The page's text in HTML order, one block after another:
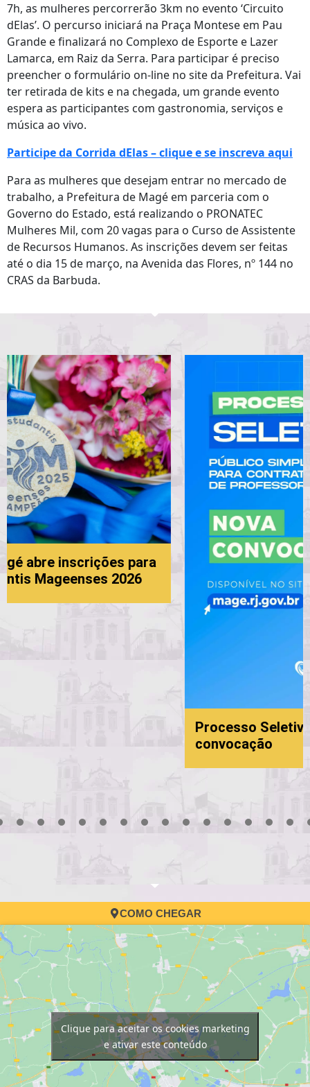
7h, as mulheres percorrerão 3km no evento ‘Circuito
dElas’. O percurso iniciará na Praça Montese em Pau
Grande e finalizará no Complexo de Esporte e Lazer
Lamarca, em Raiz da Serra. Para participar é preciso
preencher o formulário on-line no site da Prefeitura. Vai
ter retirada de kits e na chegada, um grande evento
espera as participantes com gastronomia, serviços e
música ao vivo.
Participe da Corrida dElas – clique e se inscreva aqui
Para as mulheres que desejam entrar no mercado de
trabalho, a Prefeitura de Magé em parceria com o
Governo do Estado, está realizando o PRONATEC
Mulheres Mil, com 20 vagas para o Curso de Assistente
de Recursos Humanos. As inscrições devem ser feitas
até o dia 15 de março, na Avenida das Flores, nº 144 no
CRAS da Barbuda.
inscrições para
2026
Processo Seletivo da
convocação
COMO CHEGAR
Clique para aceitar os cookies marketing
e ativar este conteúdo